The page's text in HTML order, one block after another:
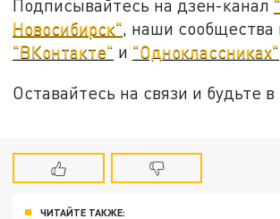
Подписывайтесь на дзен-канал
Новосибирск", наши сообщества
"ВКонтакте" и "Одноклассниках"
Оставайтесь на связи и будьте в
ЧИТАЙТЕ ТАКЖЕ: